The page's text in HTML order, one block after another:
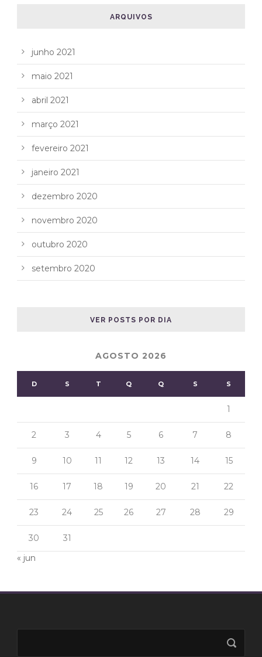
ARQUIVOS
junho 2021
maio 2021
abril 2021
março 2021
fevereiro 2021
janeiro 2021
dezembro 2020
novembro 2020
outubro 2020
setembro 2020
VER POSTS POR DIA
AGOSTO 2026
D S T Q Q S S
1
2 3 4 5 6 7 8
9 10 11 12 13 14 15
16 17 18 19 20 21 22
23 24 25 26 27 28 29
30
31
« jun